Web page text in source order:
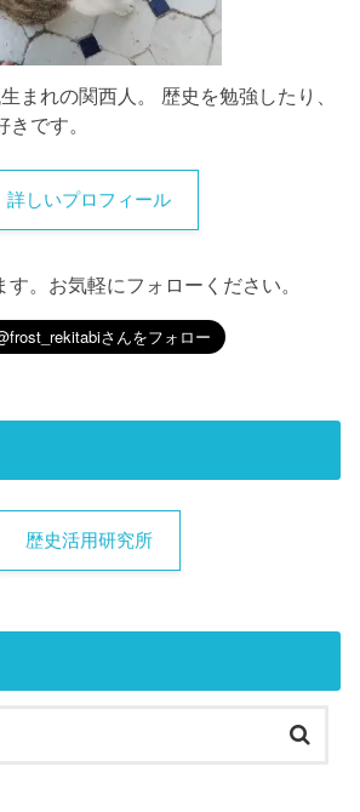
まれの関西人。 歴史を勉強したり、
です。
詳しいプロフィール
。お気軽にフォローください。
歴史活用研究所